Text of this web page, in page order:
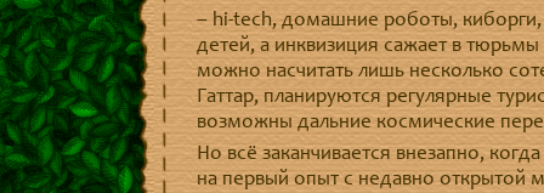
– hi-tech, домашние роботы, киборги,
детей, а инквизиция сажает в
можно насчитать лишь несколько
Гаттар, планируются регулярные
возможны дальние космические
Но всё заканчивается внезапно,
на первый опыт с недавно открытой